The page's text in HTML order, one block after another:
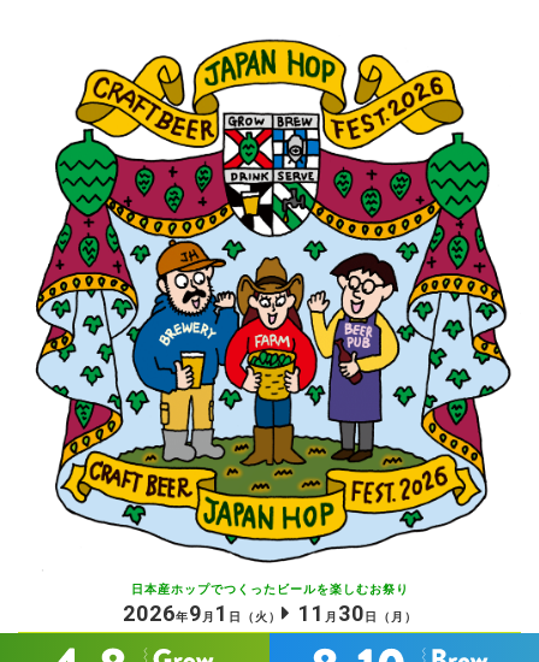
日本産ホップでつくったビールを楽しむお祭り
2026年9月 1 日 （火） 11 月 30 日 （月）